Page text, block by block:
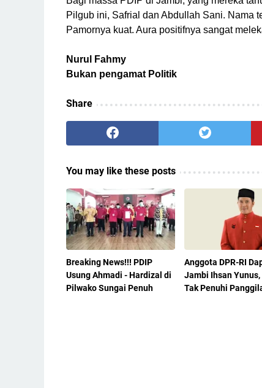
Pilgub ini, Safrial dan Abdullah Sani. Nama
Pamornya kuat. Aura positifnya sangat
Nurul Fahmy
Bukan pengamat Politik
Share
You may like these posts
Breaking News!!! PDIP
Usung Ahmadi - Hardizal di
Pilwako Sungai Penuh
Anggota DPR-RI
Jambi Ihsan
Tak Penuhi